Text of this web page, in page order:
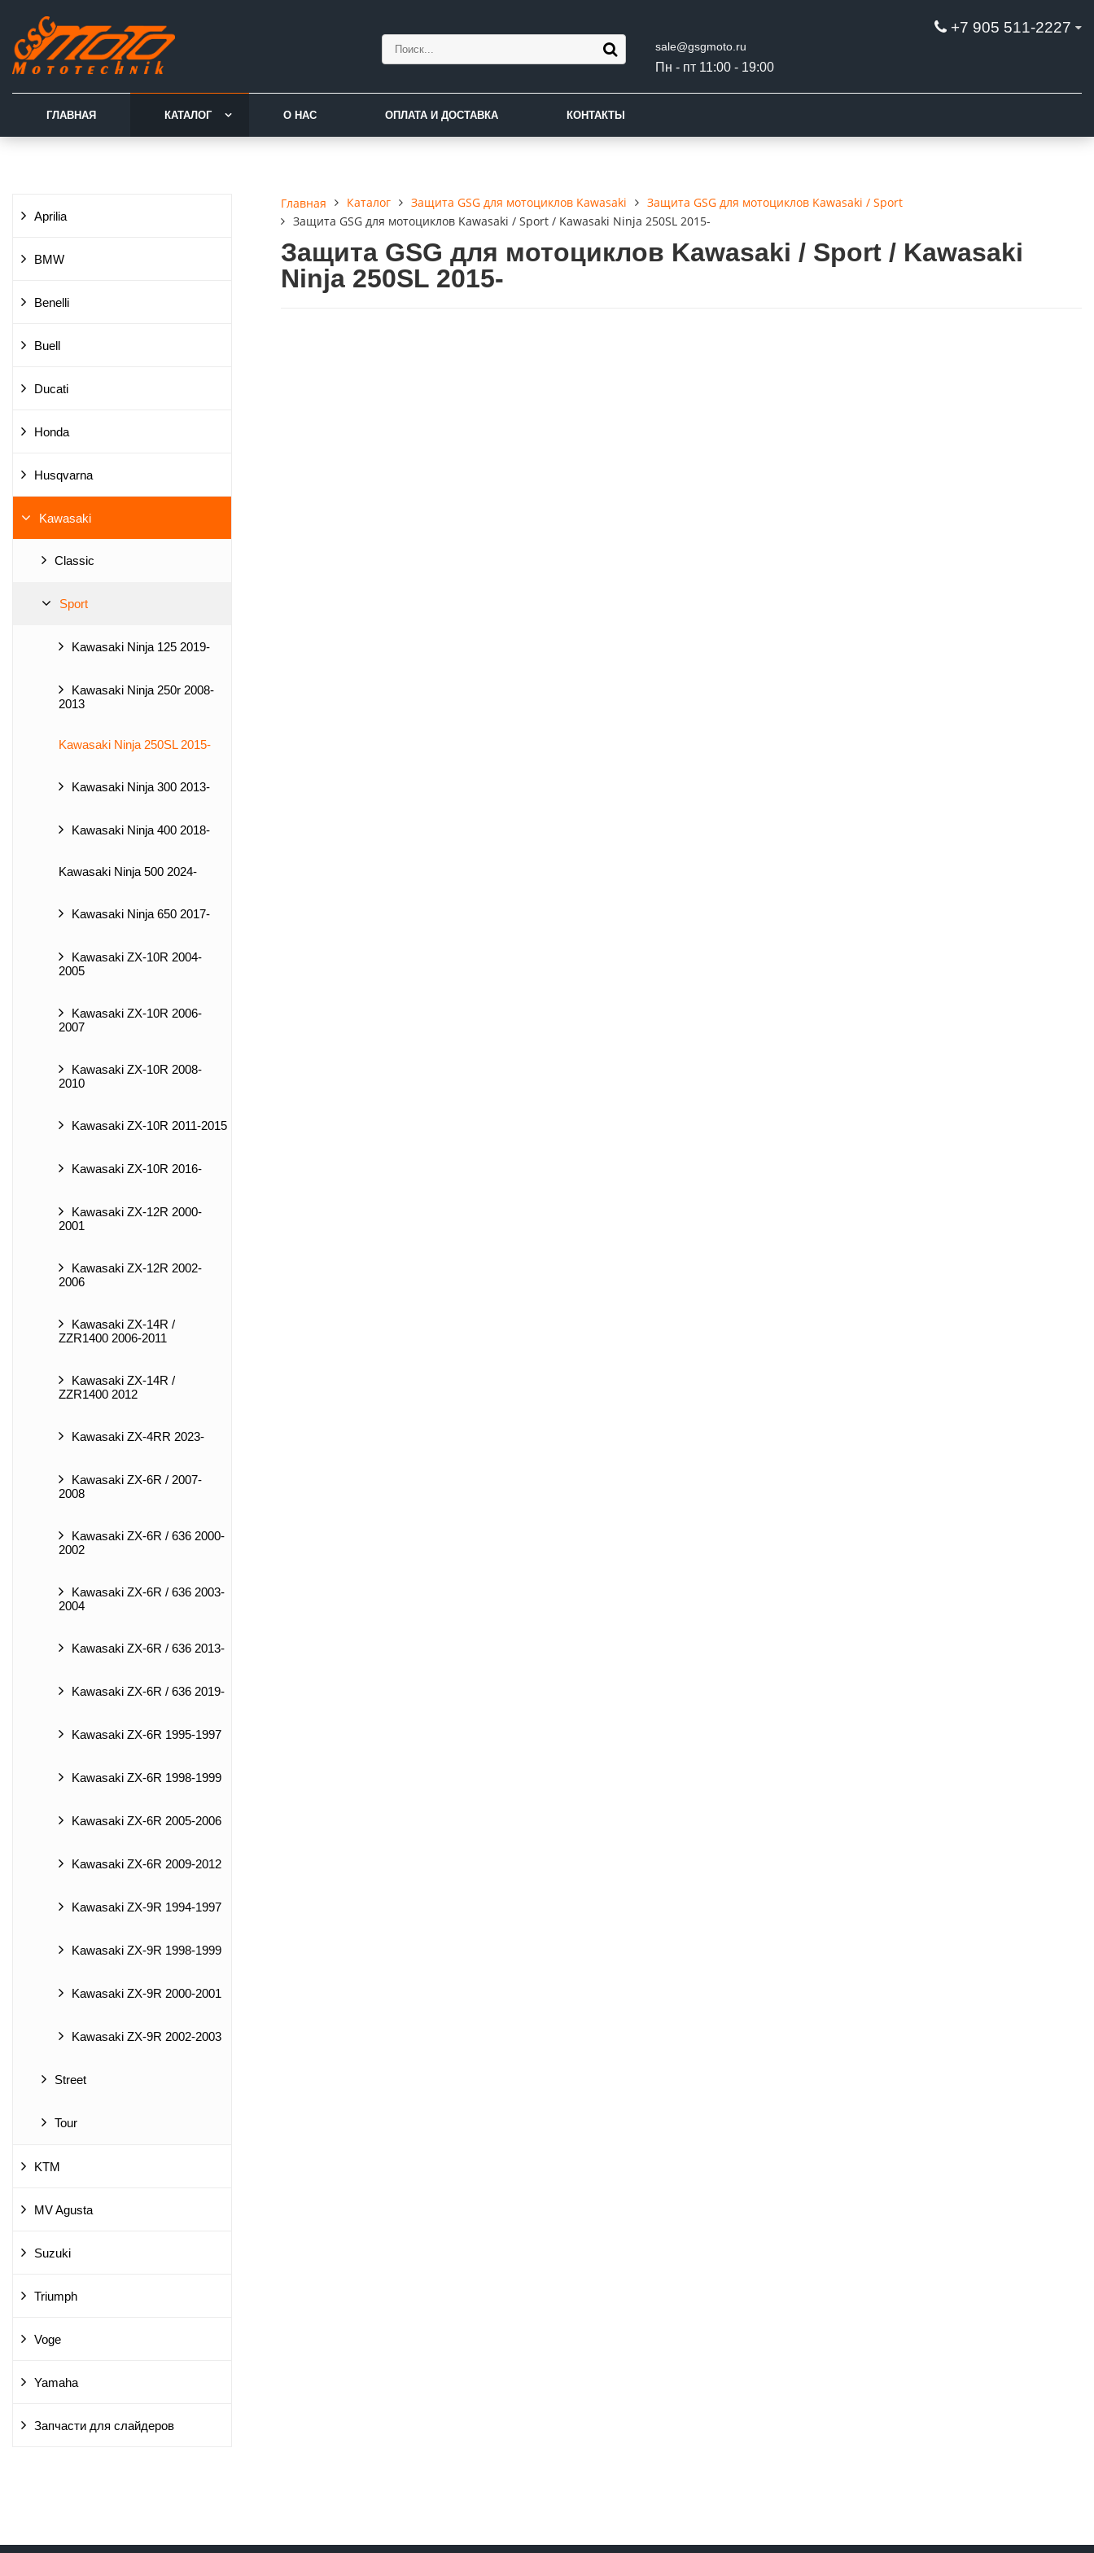
+7 905 511-2227
sale@gsgmoto.ru
Пн - пт 11:00 - 19:00
ГЛАВНАЯ КАТАЛОГ О НАС ОПЛАТА И ДОСТАВКА КОНТАКТЫ
Aprilia
BMW
Benelli
Buell
Ducati
Honda
Husqvarna
Kawasaki
Classic
Sport
Kawasaki Ninja 125 2019-
Kawasaki Ninja 250r 2008-
2013
Kawasaki Ninja 250SL 2015-
Kawasaki Ninja 300 2013-
Kawasaki Ninja 400 2018-
Kawasaki Ninja 500 2024-
Kawasaki Ninja 650 2017-
Kawasaki ZX-10R 2004-
2005
Kawasaki ZX-10R 2006-
2007
Kawasaki ZX-10R 2008-
2010
Kawasaki ZX-10R 2011-2015
Kawasaki ZX-10R 2016-
Kawasaki ZX-12R 2000-
2001
Kawasaki ZX-12R 2002-
2006
Kawasaki ZX-14R /
ZZR1400 2006-2011
Kawasaki ZX-14R /
ZZR1400 2012
Kawasaki ZX-4RR 2023-
Kawasaki ZX-6R / 2007-
2008
Kawasaki ZX-6R / 636 2000-
2002
Kawasaki ZX-6R / 636 2003-
2004
Kawasaki ZX-6R / 636 2013-
Kawasaki ZX-6R / 636 2019-
Kawasaki ZX-6R 1995-1997
Kawasaki ZX-6R 1998-1999
Kawasaki ZX-6R 2005-2006
Kawasaki ZX-6R 2009-2012
Kawasaki ZX-9R 1994-1997
Kawasaki ZX-9R 1998-1999
Kawasaki ZX-9R 2000-2001
Kawasaki ZX-9R 2002-2003
Street
Tour
KTM
MV Agusta
Suzuki
Triumph
Voge
Yamaha
Запчасти для слайдеров
Главная Каталог Защита GSG для мотоциклов Kawasaki
Защита GSG для мотоциклов Kawasaki / Sport
Защита GSG для мотоциклов Kawasaki / Sport / Kawasaki Ninja 250SL 2015-
Защита GSG для мотоциклов Kawasaki / Sport / Kawasaki
Ninja 250SL 2015-